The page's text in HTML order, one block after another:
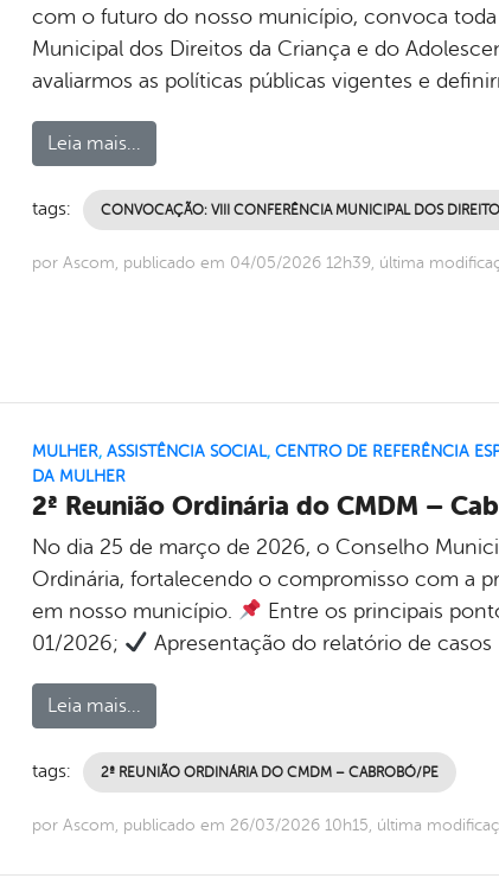
com o futuro do nosso município, convoca
Municipal dos Direitos da Criança e do
avaliarmos as políticas públicas vigentes e
Leia mais...
tags: CONVOCAÇÃO: VIII CONFERÊNCIA MUNICIPAL DOS
por Ascom, publicado em 04/05/2026 12h39, última
MULHER, ASSISTÊNCIA SOCIAL, CENTRO DE REFERÊNCIA
DA MULHER
2ª Reunião Ordinária do CMDM –
No dia 25 de março de 2026, o Conselho
Ordinária, fortalecendo o compromisso com a
em nosso município.
Entre os principais
01/2026;
Apresentação do relatório de casos
Leia mais...
tags: 2ª REUNIÃO ORDINÁRIA DO CMDM – CABROBÓ/PE
por Ascom, publicado em 26/03/2026 10h15, última